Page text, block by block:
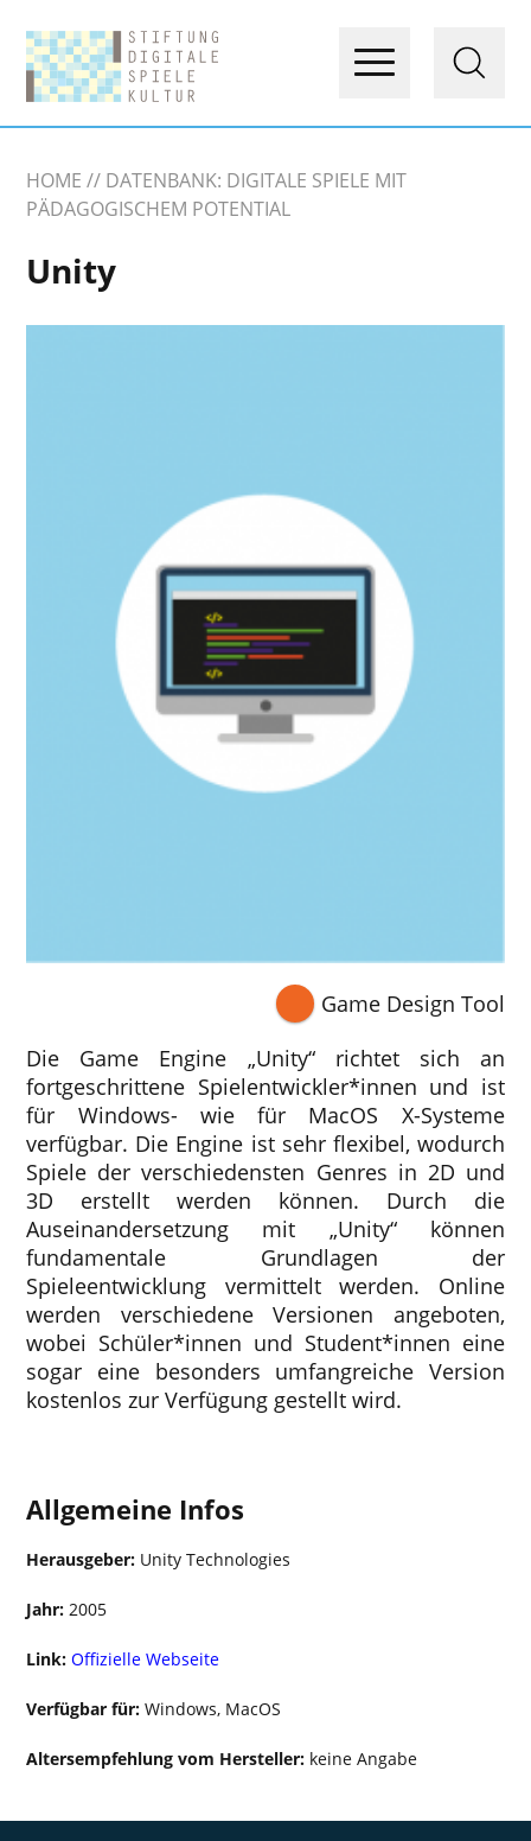
HOME
DATENBANK: DIGITALE SPIELE MIT
PÄDAGOGISCHEM POTENTIAL
Unity
Game Design Tool
Die Game Engine „Unity“ richtet sich an
fortgeschrittene Spielentwickler*innen und ist
für Windows- wie für MacOS X-Systeme
verfügbar. Die Engine ist sehr flexibel, wodurch
Spiele der verschiedensten Genres in 2D und
3D erstellt werden können. Durch die
Auseinandersetzung mit „Unity“ können
fundamentale Grundlagen der
Spieleentwicklung vermittelt werden. Online
werden verschiedene Versionen angeboten,
wobei Schüler*innen und Student*innen eine
sogar eine besonders umfangreiche Version
kostenlos zur Verfügung gestellt wird.
Allgemeine Infos
Herausgeber: Unity Technologies
Jahr: 2005
Link: Offizielle Webseite
Verfügbar für: Windows, MacOS
Altersempfehlung vom Hersteller: keine Angabe